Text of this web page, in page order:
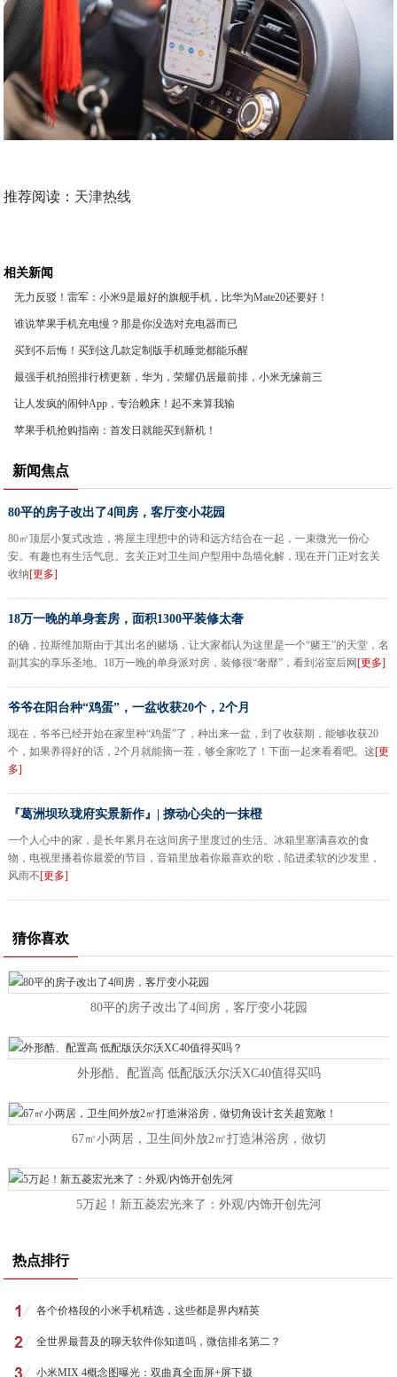
推荐阅读： 天津热线
相关新闻
无力反驳！雷军：小米9是最好的旗舰手机，比华为Mate20还要好！
谁说苹果手机充电慢？那是你没选对充电器而已
买到不后悔！买到这几款定制版手机睡觉都能乐醒
最强手机拍照排行榜更新，华为，荣耀仍居最前排，小米无缘前三
让人发疯的闹钟App，专治赖床！起不来算我输
苹果手机抢购指南：首发日就能买到新机！
新闻焦点
80平的房子改出了4间房，客厅变小花园
80㎡顶层小复式改造，将屋主理想中的诗和远方结合在一起，一束微光一份心
安。有趣也有生活气息。玄关正对卫生间户型用中岛墙化解，现在开门正对玄关
收纳[更多]
18万一晚的单身套房，面积1300平装修太奢
的确，拉斯维加斯由于其出名的赌场，让大家都认为这里是一个“赌王”的天堂，名
副其实的享乐圣地。18万一晚的单身派对房，装修很“奢靡”，看到浴室后网[更多]
爷爷在阳台种“鸡蛋”，一盆收获20个，2个月
现在，爷爷已经开始在家里种“鸡蛋”了，种出来一盆，到了收获期，能够收获20
个，如果养得好的话，2个月就能摘一茬，够全家吃了！下面一起来看看吧。这[更
多]
『葛洲坝玖珑府实景新作』| 撩动心尖的一抹橙
一个人心中的家，是长年累月在这间房子里度过的生活。冰箱里塞满喜欢的食
物，电视里播着你最爱的节目，音箱里放着你最喜欢的歌，陷进柔软的沙发里，
风雨不[更多]
猜你喜欢
80平的房子改出了4间房，客厅变小花园
外形酷、配置高 低配版沃尔沃XC40值得买吗
67㎡小两居，卫生间外放2㎡打造淋浴房，做切
5万起！新五菱宏光来了：外观/内饰开创先河
热点排行
各个价格段的小米手机精选，这些都是界内精英
全世界最普及的聊天软件你知道吗，微信排名第二？
小米MIX 4概念图曝光：双曲真全面屏+屏下摄